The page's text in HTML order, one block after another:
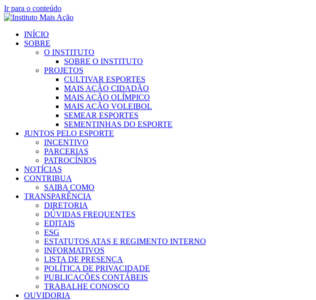
Ir para o conteúdo
INÍCIO
SOBRE
O INSTITUTO
SOBRE O INSTITUTO
PROJETOS
CULTIVAR ESPORTES
MAIS AÇÃO CIDADÃO
MAIS AÇÃO OLÍMPICO
MAIS AÇÃO VOLEIBOL
SEMEAR ESPORTES
SEMENTINHAS DO ESPORTE
JUNTOS PELO ESPORTE
INCENTIVO
PARCERIAS
PATROCÍNIOS
NOTÍCIAS
CONTRIBUA
SAIBA COMO
TRANSPARÊNCIA
DIRETORIA
DÚVIDAS FREQUENTES
EDITAIS
ESG
ESTATUTOS ATAS E REGIMENTO INTERNO
INFORMATIVOS
LISTA DE PRESENÇA
POLÍTICA DE PRIVACIDADE
PUBLICAÇÕES CONTÁBEIS
TRABALHE CONOSCO
OUVIDORIA